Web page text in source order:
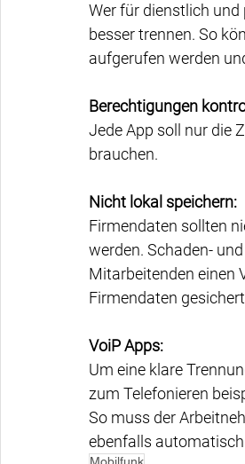
Wer für dienstlich
besser trennen. So
aufgerufen werden
Berechtigungen
Jede App soll nur die
brauchen.
Nicht lokal speichern:
Firmendaten sollten
werden. Schaden-
Mitarbeitenden einen
Firmendaten
VoiP Apps:
Um eine klare
zum Telefonieren
So muss der
ebenfalls